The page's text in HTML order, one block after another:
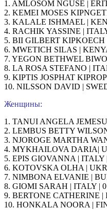
1. AMLOSOM NGUSE |
2. KEMEI MOSES
3. KALALE ISHMAEL |
4. RACHIK YASSINE |
5. BII GILBERT KIPKOECH
6. MWETICH SILAS |
7. YEGON BETHWEL
8. LA ROSA STEFANO |
9. KIPTIS JOSPHAT
10. NILSSON DAVID |
Женщины:
1. TANUI ANGELA
2. LEMBUS BETTY
3. NJOROGE MARTHA
4. MYKHAILOVA DARIA|
5. EPIS GIOVANNA | ITALY
6. KOTOVSKA OLHA |
7. NIMBONA ELVANIE |
8. GIOMI SARAH | ITALY |
9. BERTONE CATHERINE |
10. HONKALA NOORA |